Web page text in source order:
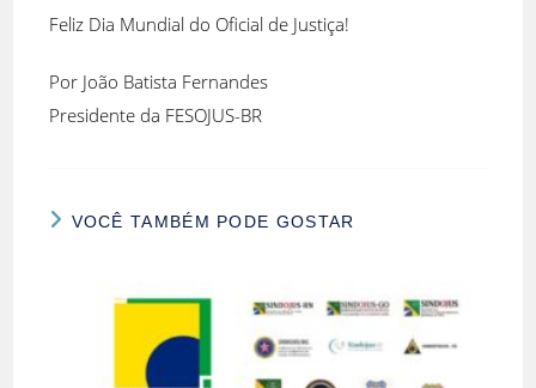
Feliz Dia Mundial do Oficial de Justiça!
Por João Batista Fernandes
Presidente da FESOJUS-BR
VOCÊ TAMBÉM PODE GOSTAR